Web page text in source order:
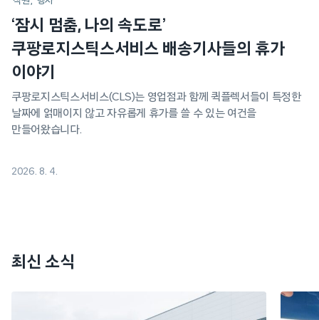
‘잠시 멈춤, 나의 속도로’
쿠팡로지스틱스서비스 배송기사들의 휴가
이야기
쿠팡로지스틱스서비스(CLS)는 영업점과 함께 퀵플렉서들이 특정한
날짜에 얽매이지 않고 자유롭게 휴가를 쓸 수 있는 여건을
만들어왔습니다.
2026. 8. 4.
최신 소식